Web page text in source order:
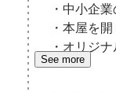
・中小企
・本屋を開
・オリジ
See more